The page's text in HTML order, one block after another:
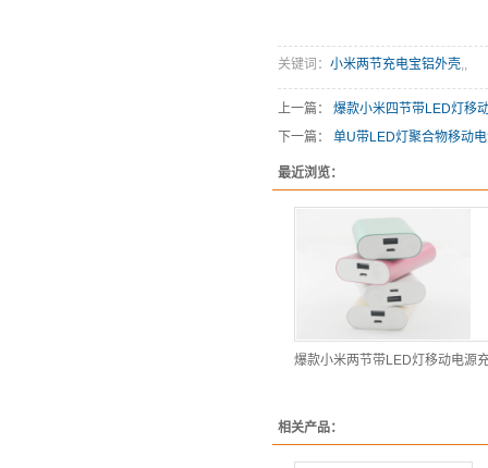
关键词： 小米两节充电宝铝外壳,,
上一篇： 爆款小米四节带LED灯移
下一篇： 单U带LED灯聚合物移动
最近浏览：
爆款小米两节带LED灯移动电源
相关产品：